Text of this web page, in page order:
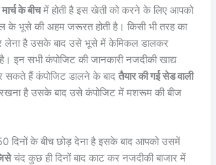
के बीचमें होती है इस खेती को करने के लिए आपको
के भूसे की अहम जरूरत होती है। किसी भी तरह का
लेना है उसके बाद उसे भूसे में केमिकल डालकर
इन सभी कंपोजिट की जानकारी नजदीकी खाद्य
सकते हैं कंपोजिट डालने के बादतैयार की गई सेड वाली
है उसके बाद उसे कंपोजिट में मशरूम की बीज
दिनों के बीच छोड़ देना है इसके बाद आपको उसमें
चंद कुछ ही दिनों बाद काट कर नजदीकी बाजार में